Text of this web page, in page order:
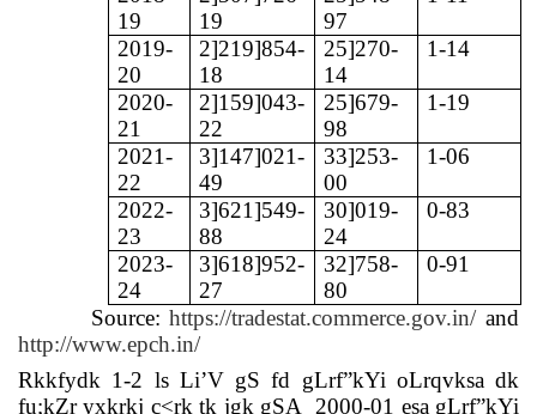
19
19
97
2019-
20
2]219]854-
18
25]270-
14
1-14
2020-
21
2]159]043-
22
25]679-
98
1-19
2021-
22
3]147]021-
49
33]253-
00
1-06
2022-
23
3]621]549-
88
30]019-
24
0-83
2023-
24
3]618]952-
27
32]758-
80
0-91
Source: https://tradestat.commerce.gov.in/and
http://www.epch.in/
Rkkfydk 1-2 ls Li’V gS fd gLrf”kYi oLrqvksa dk
fu;kZr yxkrkj c<rk tk jgk gSA
2000-01 esa gLrf”kYi